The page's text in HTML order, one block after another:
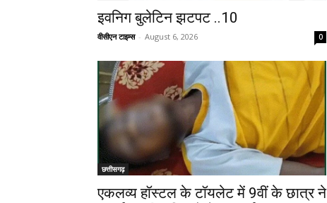
इवनिग बुलेटिन झटपट ..10
वीसीएन टाइम्स - August 6, 2026 0
छत्तीसगढ़
एकलव्य हॉस्टल के टॉयलेट में 9वीं के छात्र ने